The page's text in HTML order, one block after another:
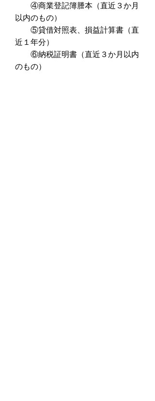
④商業登記簿謄本（直近３か月
以内のもの）
⑤貸借対照表、損益計算書（直
近１年分）
⑥納税証明書（直近３か月以内
のもの）